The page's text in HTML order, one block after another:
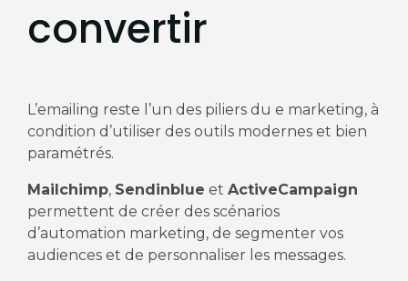
convertir
L’emailing reste l’un des piliers du e marketing, à
condition d’utiliser des outils modernes et bien
paramétrés.
Mailchimp, Sendinblue et ActiveCampaign
permettent de créer des scénarios
d’automation marketing, de segmenter vos
audiences et de personnaliser les messages.